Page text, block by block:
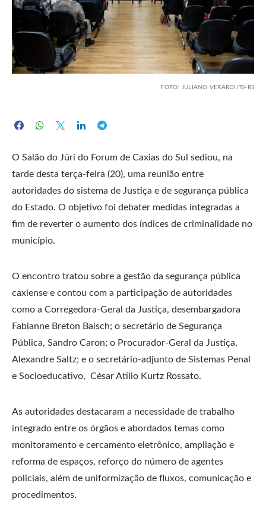
FOTO: JULIANO VERARDI/TJ-RS
O Salão do Júri do Forum de Caxias do Sul sediou, na
tarde desta terça-feira (20), uma reunião entre
autoridades do sistema de Justiça e de segurança pública
do Estado. O objetivo foi debater medidas integradas a
fim de reverter o aumento dos índices de criminalidade no
município.
O encontro tratou sobre a gestão da segurança pública
caxiense e contou com a participação de autoridades
como a Corregedora-Geral da Justiça, desembargadora
Fabianne Breton Baisch; o secretário de Segurança
Pública, Sandro Caron; o Procurador-Geral da Justiça,
Alexandre Saltz; e o secretário-adjunto de Sistemas Penal
e Socioeducativo, César Atilio Kurtz Rossato.
As autoridades destacaram a necessidade de trabalho
integrado entre os órgãos e abordados temas como
monitoramento e cercamento eletrônico, ampliação e
reforma de espaços, reforço do número de agentes
policiais, além de uniformização de fluxos, comunicação e
procedimentos.